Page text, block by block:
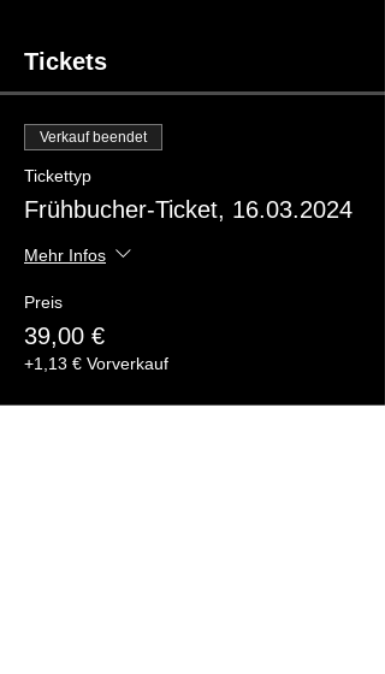
Tickets
Verkauf beendet
Tickettyp
Frühbucher-Ticket, 16.03.2024
Mehr Infos
Preis
39,00 €
+1,13 € Vorverkauf